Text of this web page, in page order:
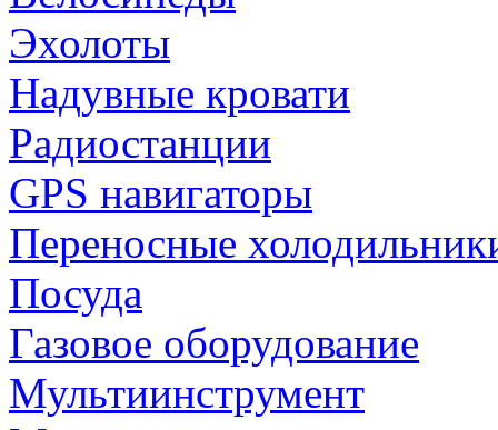
Эхолоты
Надувные кровати
Радиостанции
GPS навигаторы
Переносные
Посуда
Газовое оборудование
Мультиинструмент